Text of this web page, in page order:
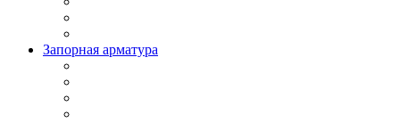
Запорная арматура